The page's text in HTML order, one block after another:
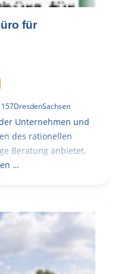
für
DresdenSachsen
Unternehmen und
des rationellen
Beratung anbietet.
…